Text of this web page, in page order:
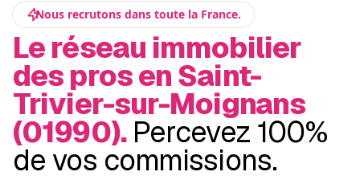
Nous recrutons dans toute la France.
Le réseau immobilier
des pros en Saint-
Trivier-sur-Moignans
(01990). Percevez 100%
de vos commissions.